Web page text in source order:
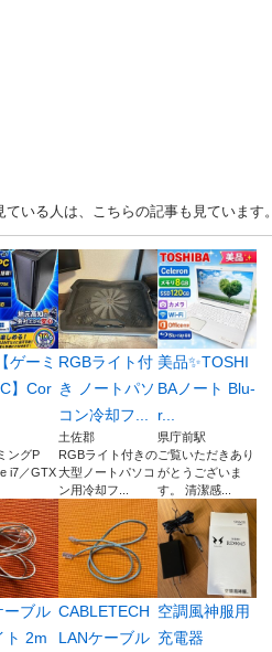
いる人は、こちらの記事も見ています。
ゲーミ
】Cor
ングP
i7／GTX
RGBライト付
き ノートパソ
コン冷却フ...
土佐郡
RGBライト付きの
大型ノートパソコ
ン用冷却フ...
美品✨TOSHI
BAノート Blu-
r...
県庁前駅
ご覧いただきあり
がとうございま
す。 清潔感...
ーブル
ト 2m
CABLETECH
LANケーブル
空調風神服用
充電器